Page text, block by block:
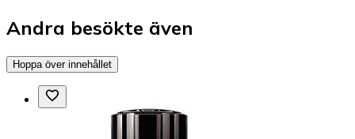
Andra besökte även
Hoppa över innehållet